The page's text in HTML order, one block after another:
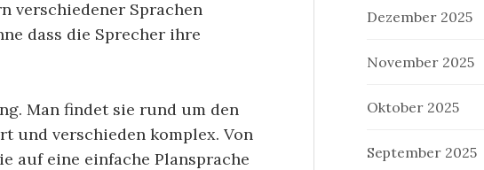
verschiedener Sprachen
dass die Sprecher ihre
Man findet sie rund um den
und verschieden komplex. Von
auf eine einfache Plansprache
Dezember 2025
November 2025
Oktober 2025
September 2025